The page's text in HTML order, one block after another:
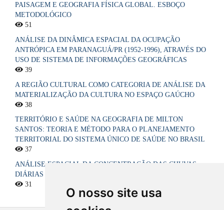
O nosso site usa
PAISAGEM E GEOGRAFIA FÍSICA GLOBAL. ESBOÇO
METODOLÓGICO
51
ANÁLISE DA DINÂMICA ESPACIAL DA OCUPAÇÃO
ANTRÓPICA EM PARANAGUÁ/PR (1952-1996), ATRAVÉS DO
USO DE SISTEMA DE INFORMAÇÕES GEOGRÁFICAS
39
A REGIÃO CULTURAL COMO CATEGORIA DE ANÁLISE DA
MATERIALIZAÇÃO DA CULTURA NO ESPAÇO GAÚCHO
38
TERRITÓRIO E SAÚDE NA GEOGRAFIA DE MILTON
SANTOS: TEORIA E MÉTODO PARA O PLANEJAMENTO
TERRITORIAL DO SISTEMA ÚNICO DE SAÚDE NO BRASIL
37
ANÁLISE ESPACIAL DA CONCENTRAÇÃO DAS CHUVAS
DIÁRIAS NO ESTADO DA PARAÍBA, BRASIL
31